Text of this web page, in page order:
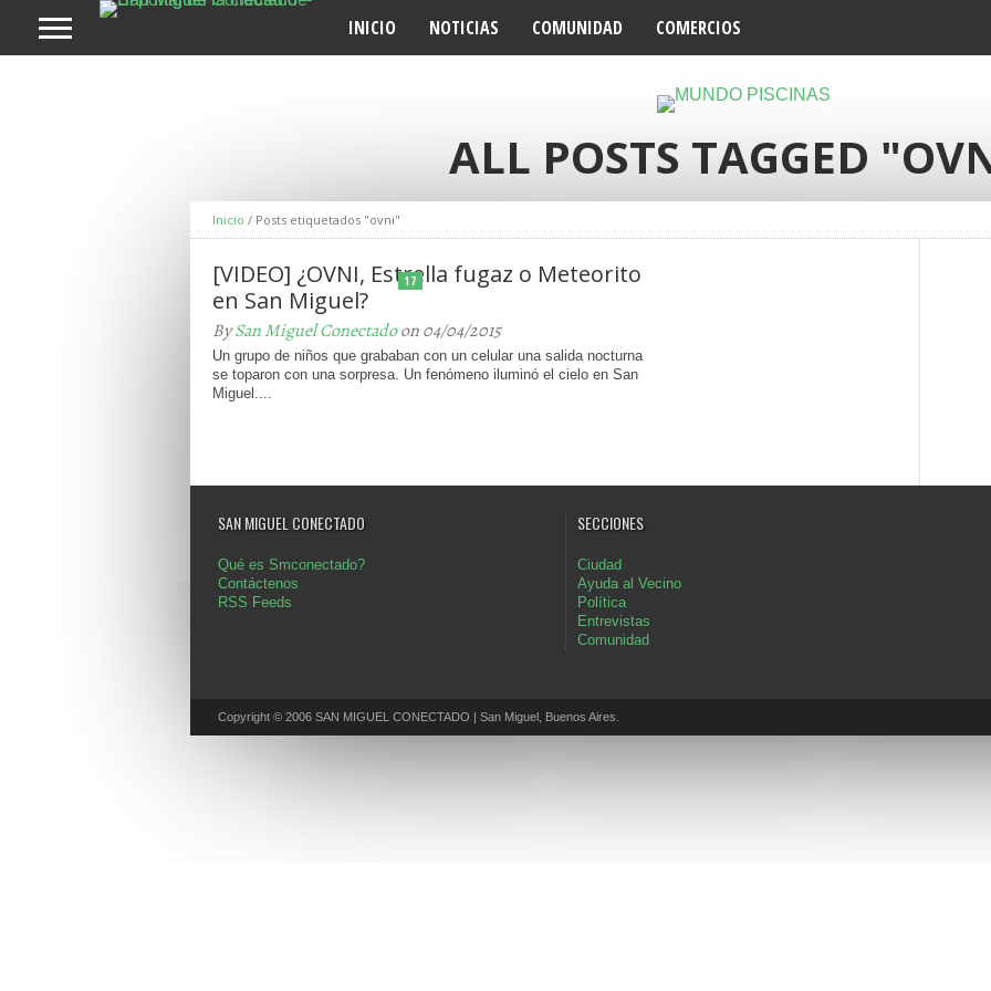
INICIO NOTICIAS COMUNIDAD COMERCIOS
ALL POSTS TAGGED
Inicio / Posts etiquetados "ovni"
17
[VIDEO] ¿OVNI, Estrella fugaz o Meteorito
en San Miguel?
BySan Miguel Conectadoon 04/04/2015
Un grupo de niños que grababan con un celular una salida nocturna
se toparon con una sorpresa. Un fenómeno iluminó el cielo en San
Miguel....
SAN MIGUEL CONECTADO
Qué es Smconectado?
Contáctenos
RSS Feeds
SECCIONES
Ciudad
Ayuda al Vecino
Política
Entrevistas
Comunidad
Copyright © 2006 SAN MIGUEL CONECTADO | San Miguel, Buenos Aires.